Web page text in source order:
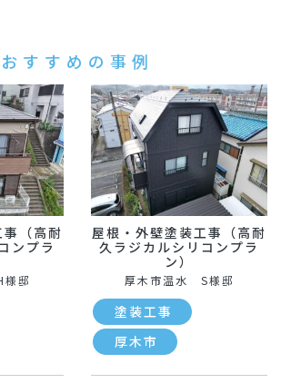
おすすめの事例
（高耐
ンプラ
邸
屋根・外壁塗装工事（高耐
久ラジカルシリコンプラ
ン）
厚木市温水 S様邸
塗装工事
厚木市